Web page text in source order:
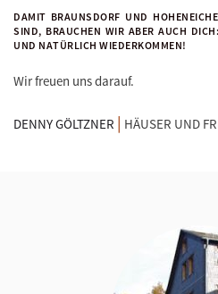
DAMIT BRAUNSDORF UND
SIND, BRAUCHEN WIR ABER AUCH
UND NATÜRLICH WIEDERKOMMEN!
Wir freuen uns darauf.
DENNY GÖLTZNER | HÄUSER UND